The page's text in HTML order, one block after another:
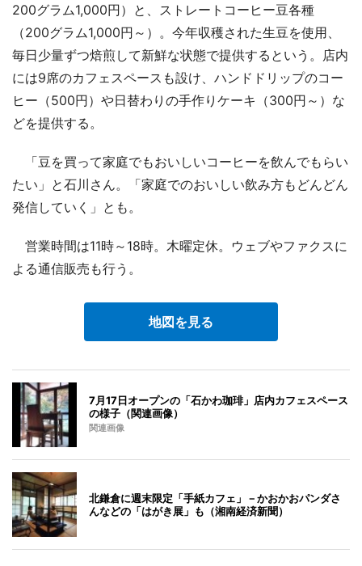
200グラム1,000円）と、ストレートコーヒー豆各種
（200グラム1,000円～）。今年収穫された生豆を使用、
毎日少量ずつ焙煎して新鮮な状態で提供するという。店内
には9席のカフェスペースも設け、ハンドドリップのコー
ヒー（500円）や日替わりの手作りケーキ（300円～）な
どを提供する。
「豆を買って家庭でもおいしいコーヒーを飲んでもらい
たい」と石川さん。「家庭でのおいしい飲み方もどんどん
発信していく」とも。
営業時間は11時～18時。木曜定休。ウェブやファクスに
よる通信販売も行う。
地図を見る
7月17日オープンの「石かわ珈琲」店内カフェスペース
の様子（関連画像）
関連画像
北鎌倉に週末限定「手紙カフェ」－かおかおパンダさ
んなどの「はがき展」も（湘南経済新聞）